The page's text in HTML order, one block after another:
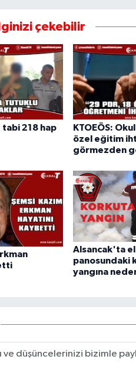
çekebilir
218 hap
KTOEÖS:
özel eğitim
görmezden
Alsancak'ta
panosundaki
yangına